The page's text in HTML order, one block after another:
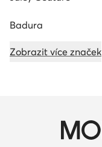
Badura
Zobrazit více značek